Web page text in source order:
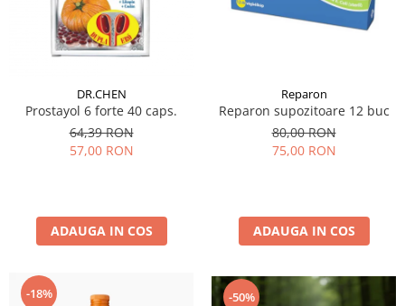
DR.CHEN
Prostayol 6 forte 40 caps.
64,39 RON
57,00 RON
ADAUGA IN COS
Reparon
Reparon supozitoare 12 buc
80,00 RON
75,00 RON
ADAUGA IN COS
-18% -50%